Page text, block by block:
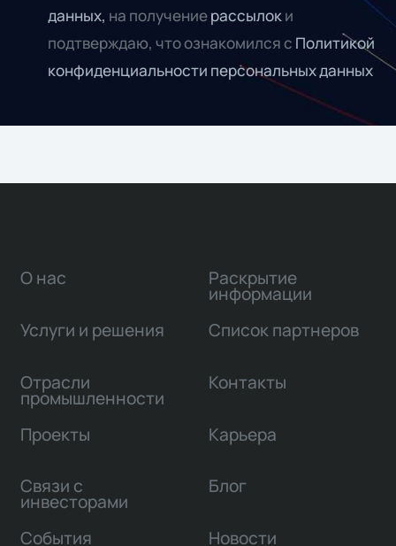
данных, на получениерассылоки
подтверждаю, что ознакомился с Политикой
конфиденциальности персональных данных
О нас
Услуги и решения
Отрасли
промышленности
Проекты
Связи с
инвесторами
Раскрытие
информации
Список партнеров
Контакты
Карьера
Блог
События Новости